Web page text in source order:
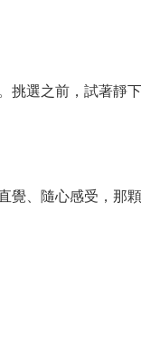
選之前，試著靜
、隨心感受，那